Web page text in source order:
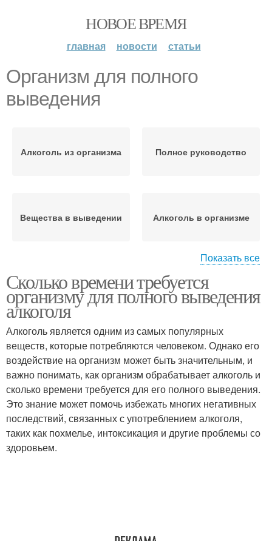
НОВОЕ ВРЕМЯ
главная новости статьи
Организм для полного
выведения
Алкоголь из организма Полное руководство
Вещества в выведении Алкоголь в организме
Удержание в организме Запои для организма
Организм от алкоголя
Показать все
Сколько времени требуется
организму для полного выведения
алкоголя
Алкоголь является одним из самых популярных
веществ, которые потребляются человеком. Однако его
воздействие на организм может быть значительным, и
важно понимать, как организм обрабатывает алкоголь и
сколько времени требуется для его полного выведения.
Это знание может помочь избежать многих негативных
последствий, связанных с употреблением алкоголя,
таких как похмелье, интоксикация и другие проблемы со
здоровьем.